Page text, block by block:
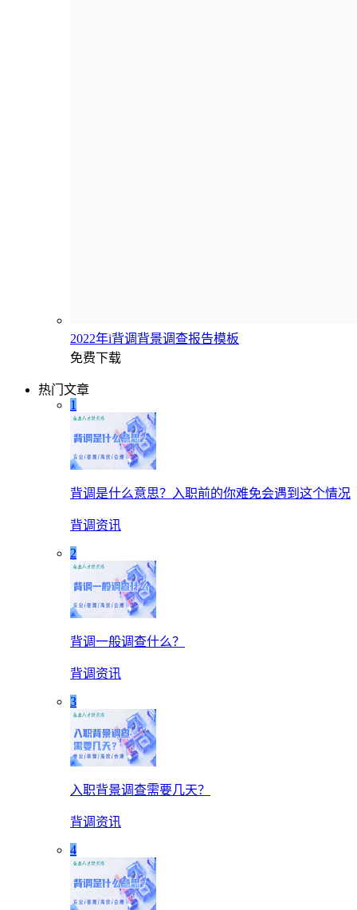
2022年i背调背景调查报告模板
免费下载
热门文章
1
背调是什么意思？入职前的你难免会遇到这个情况
背调资讯
2
背调一般调查什么？
背调资讯
3
入职背景调查需要几天？
背调资讯
4